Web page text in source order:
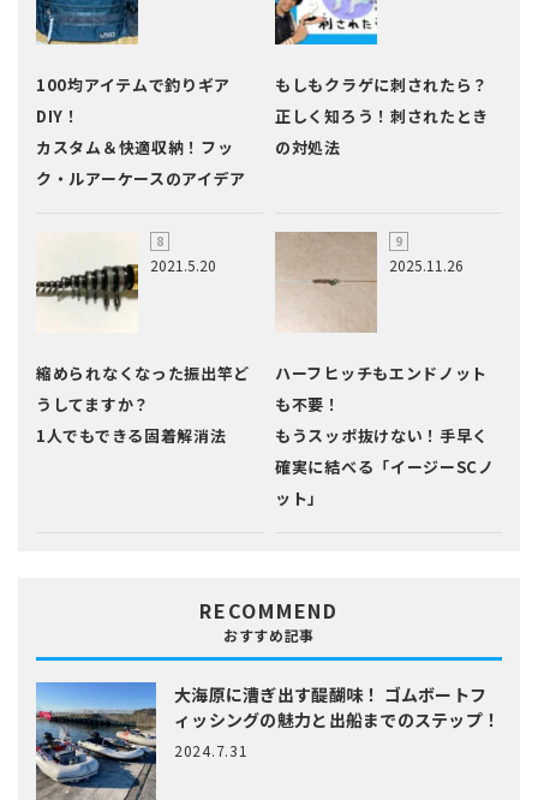
100均アイテムで釣りギア
DIY！
カスタム＆快適収納！フッ
ク・ルアーケースのアイデア
もしもクラゲに刺されたら？
正しく知ろう！刺されたとき
の対処法
2021.5.20
縮められなくなった振出竿ど
うしてますか？
1人でもできる固着解消法
2025.11.26
ハーフヒッチもエンドノット
も不要！
もうスッポ抜けない！手早く
確実に結べる「イージーSCノ
ット」
RECOMMEND
おすすめ記事
大海原に漕ぎ出す醍醐味！ ゴムボートフ
ィッシングの魅力と出船までのステップ！
2024.7.31